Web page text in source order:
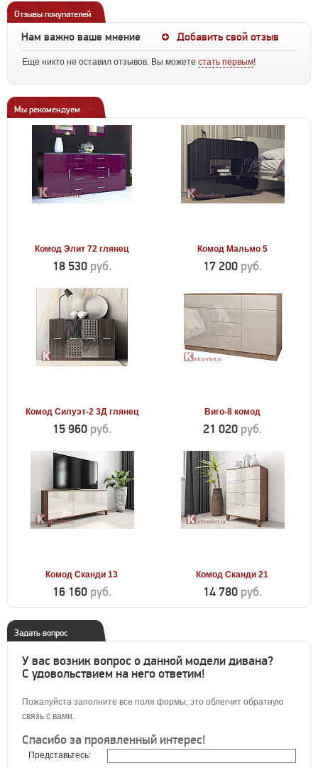
Отзывы покупателей
Нам важно ваше мнение Добавить свой отзыв
Еще никто не оставил отзывов. Вы можете стать первым!
Мы рекомендуем
Комод Элит 72 глянец
18 530 руб.
Комод Мальмо 5
17 200 руб.
Комод Силуэт-2 3Д глянец
15 960 руб.
Виго-8 комод
21 020 руб.
Комод Сканди 13
16 160 руб.
Комод Сканди 21
14 780 руб.
Задать вопрос
У вас возник вопрос о данной модели дивана?
С удовольствием на него ответим!
Пожалуйста заполните все поля формы, это облегчит обратную
связь с вами.
Спасибо за проявленный интерес!
Представьтесь: